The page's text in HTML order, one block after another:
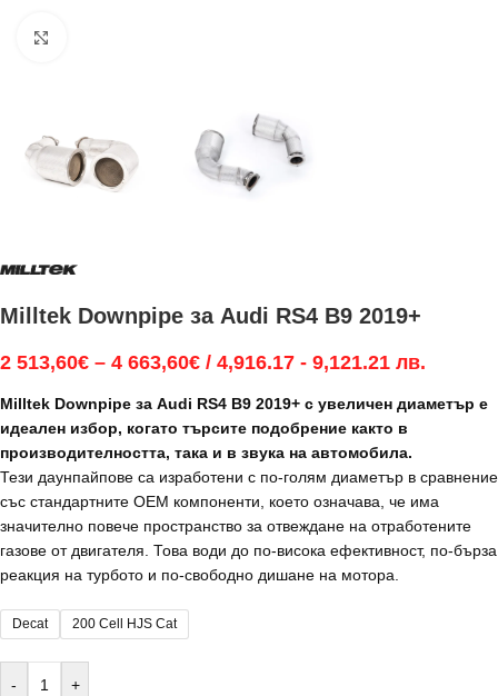
Milltek Downpipe за Audi RS4 B9 2019+
2 513,60€ – 4 663,60€ / 4,916.17 - 9,121.21 лв.
Milltek Downpipe за Audi RS4 B9 2019+ с увеличен диаметър е
идеален избор, когато търсите подобрение както в
производителността, така и в звука на автомобила.
Тези даунпайпове са изработени с по-голям диаметър в сравнение
със стандартните OEM компоненти, което означава, че има
значително повече пространство за отвеждане на отработените
газове от двигателя. Това води до по-висока ефективност, по-бърза
реакция на турбото и по-свободно дишане на мотора.
Decat 200 Cell HJS Cat
- +